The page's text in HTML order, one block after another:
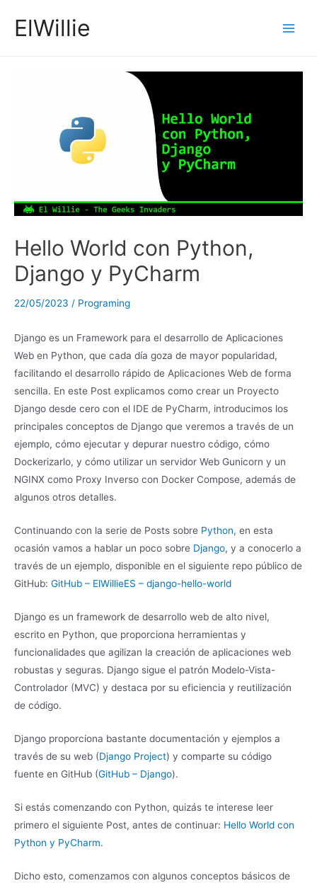
ElWillie
Hello World con Python,
Django y PyCharm
22/05/2023 / Programing
Django es un Framework para el desarrollo de Aplicaciones
Web en Python, que cada día goza de mayor popularidad,
facilitando el desarrollo rápido de Aplicaciones Web de forma
sencilla. En este Post explicamos como crear un Proyecto
Django desde cero con el IDE de PyCharm, introducimos los
principales conceptos de Django que veremos a través de un
ejemplo, cómo ejecutar y depurar nuestro código, cómo
Dockerizarlo, y cómo utilizar un servidor Web Gunicorn y un
NGINX como Proxy Inverso con Docker Compose, además de
algunos otros detalles.
Continuando con la serie de Posts sobre Python, en esta
ocasión vamos a hablar un poco sobre Django, y a conocerlo a
través de un ejemplo, disponible en el siguiente repo público de
GitHub: GitHub – ElWillieES – django-hello-world
Django es un framework de desarrollo web de alto nivel,
escrito en Python, que proporciona herramientas y
funcionalidades que agilizan la creación de aplicaciones web
robustas y seguras. Django sigue el patrón Modelo-Vista-
Controlador (MVC) y destaca por su eficiencia y reutilización
de código.
Django proporciona bastante documentación y ejemplos a
través de su web (Django Project) y comparte su código
fuente en GitHub (GitHub – Django).
Si estás comenzando con Python, quizás te interese leer
primero el siguiente Post, antes de continuar: Hello World con
Python y PyCharm.
Dicho esto, comenzamos con algunos conceptos básicos de